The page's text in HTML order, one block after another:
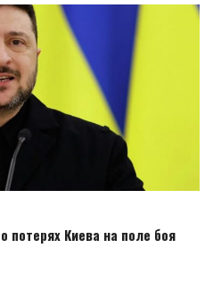
потерях Киева на поле боя